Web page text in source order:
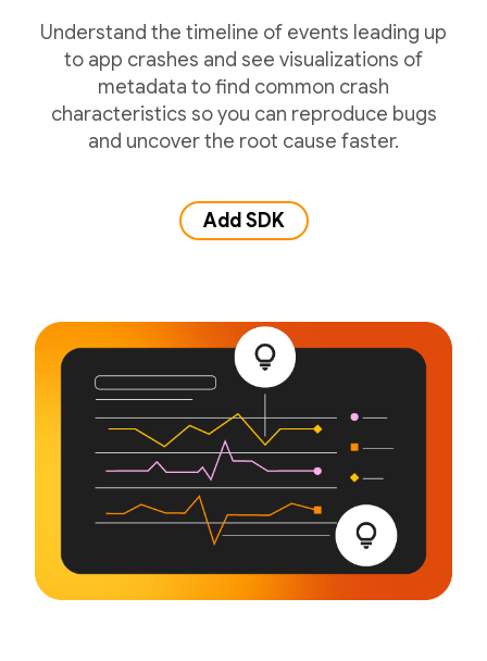
Understand the timeline of events leading up
to app crashes and see visualizations of
metadata to find common crash
characteristics so you can reproduce bugs
and uncover the root cause faster.
Add SDK